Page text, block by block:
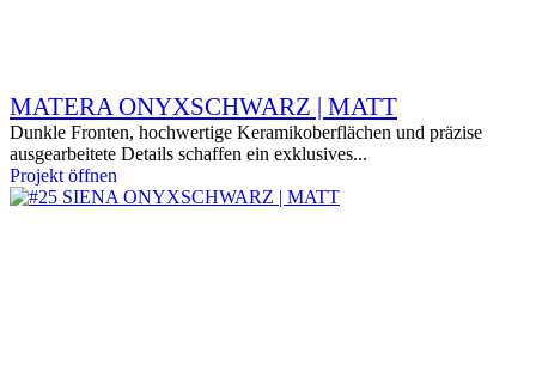
MATERA ONYXSCHWARZ | MATT
Dunkle Fronten, hochwertige Keramikoberflächen und präzise
ausgearbeitete Details schaffen ein exklusives...
Projekt öffnen